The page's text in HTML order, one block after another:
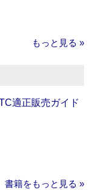
もっと見る »
適正販売ガイド
書籍をもっと見る »